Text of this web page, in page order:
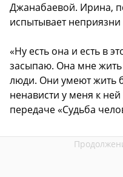
Джанабаевой. Ирина,
испытывает
«Ну есть она и есть в
засыпаю. Она мне жить
люди. Они умеют жить
ненависти у меня к
передаче «Судьба